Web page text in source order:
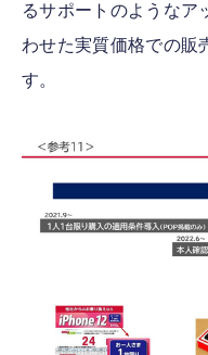
るサポートのようなア
わせた実質価格での販
す。